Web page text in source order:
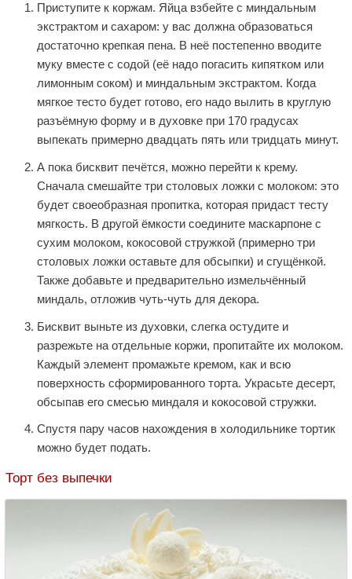
Приступите к коржам. Яйца взбейте с миндальным
экстрактом и сахаром: у вас должна образоваться
достаточно крепкая пена. В неё постепенно вводите
муку вместе с содой (её надо погасить кипятком или
лимонным соком) и миндальным экстрактом. Когда
мягкое тесто будет готово, его надо вылить в круглую
разъёмную форму и в духовке при 170 градусах
выпекать примерно двадцать пять или тридцать минут.
А пока бисквит печётся, можно перейти к крему.
Сначала смешайте три столовых ложки с молоком: это
будет своеобразная пропитка, которая придаст тесту
мягкость. В другой ёмкости соедините маскарпоне с
сухим молоком, кокосовой стружкой (примерно три
столовых ложки оставьте для обсыпки) и сгущёнкой.
Также добавьте и предварительно измельчённый
миндаль, отложив чуть-чуть для декора.
Бисквит выньте из духовки, слегка остудите и
разрежьте на отдельные коржи, пропитайте их молоком.
Каждый элемент промажьте кремом, как и всю
поверхность сформированного торта. Украсьте десерт,
обсыпав его смесью миндаля и кокосовой стружки.
Спустя пару часов нахождения в холодильнике тортик
можно будет подать.
Торт без выпечки